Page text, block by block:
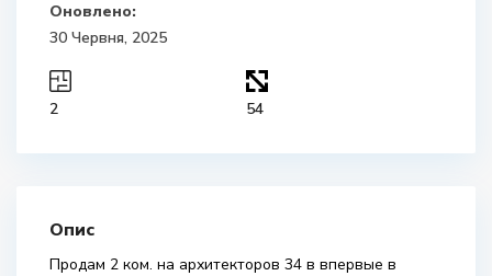
Оновлено:
30 Червня, 2025
2 54
Опис
Продам 2 ком. на архитекторов 34 в впервые в